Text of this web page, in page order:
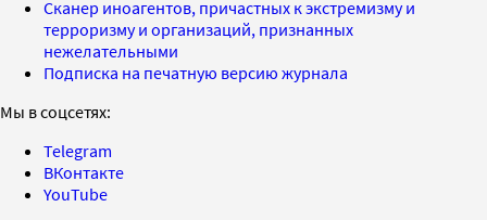
Сканер иноагентов, причастных к экстремизму и
терроризму и организаций, признанных
нежелательными
Подписка на печатную версию журнала
Мы в соцсетях:
Telegram
ВКонтакте
YouTube